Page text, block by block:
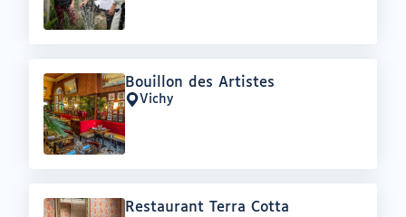
Offre
:
Bouillon des Artistes
Lieu
:
Vichy
Offre
Restaurant Terra Cotta